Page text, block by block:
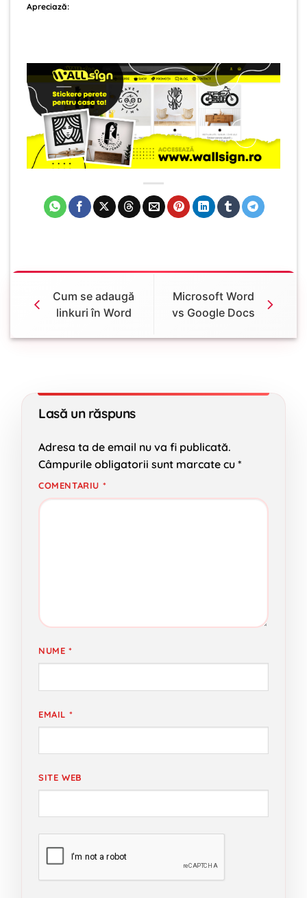
Apreciază:
Cum se adaugă
linkuri în Word
Microsoft Word
vs Google Docs
Lasă un răspuns
Adresa ta de email nu va fi publicată.
Câmpurile obligatorii sunt marcate cu *
COMENTARIU *
NUME *
EMAIL *
SITE WEB